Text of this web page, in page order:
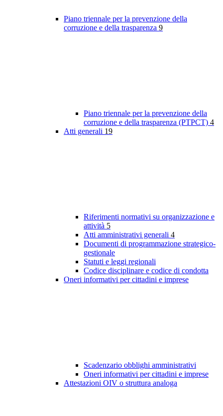
Piano triennale per la prevenzione della
corruzione e della trasparenza 9
Piano triennale per la prevenzione della
corruzione e della trasparenza (PTPCT) 4
Atti generali 19
Riferimenti normativi su organizzazione e
attività 5
Atti amministrativi generali 4
Documenti di programmazione strategico-
gestionale
Statuti e leggi regionali
Codice disciplinare e codice di condotta
Oneri informativi per cittadini e imprese
Scadenzario obblighi amministrativi
Oneri informativi per cittadini e imprese
Attestazioni OIV o struttura analoga